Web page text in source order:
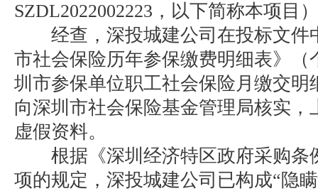
SZDL2022002223，以下简称本项目
经查，深投城建公司在投标文件
市社会保险历年参保缴费明细表》（
圳市参保单位职工社会保险月缴交明
向深圳市社会保险基金管理局核实，
虚假资料。
根据《深圳经济特区政府采购条
项的规定，深投城建公司已构成“隐